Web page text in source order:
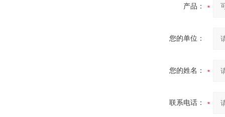
产品：
您的单位：
您的姓名：
联系电话：